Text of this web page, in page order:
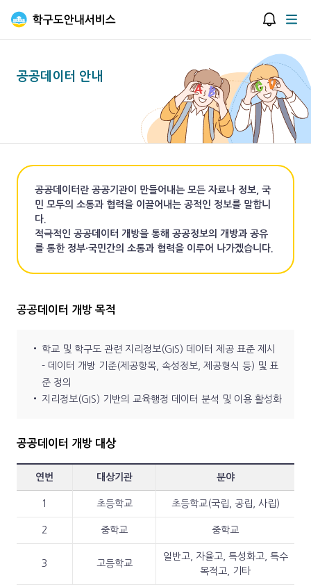
알림창
공공데이터 안내
공공데이터란 공공기관이 만들어내는 모든 자료나 정보, 국
민 모두의 소통과 협력을 이끌어내는 공적인 정보를 말합니
다.
적극적인 공공데이터 개방을 통해 공공정보의 개방과 공유
를 통한 정부·국민간의 소통과 협력을 이루어 나가겠습니다.
공공데이터 개방 목적
학교 및 학구도 관련 지리정보(GIS) 데이터 제공 표준 제시
- 데이터 개방 기준(제공항목, 속성정보, 제공형식 등) 및 표
준 정의
지리정보(GIS) 기반의 교육행정 데이터 분석 및 이용 활성화
공공데이터 개방 대상
연번 대상기관 분야
1 초등학교 초등학교(국립, 공립, 사립)
2 중학교 중학교
3 고등학교
일반고, 자율고, 특성화고, 특수
목적고, 기타